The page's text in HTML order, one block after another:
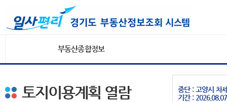
부동산종합정보
중단 : 고양시 차
기간 :
토지이용계획 열람